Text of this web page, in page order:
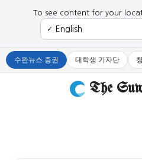
To see content for your
✓
수완뉴스 증권 대학생 기자단
The